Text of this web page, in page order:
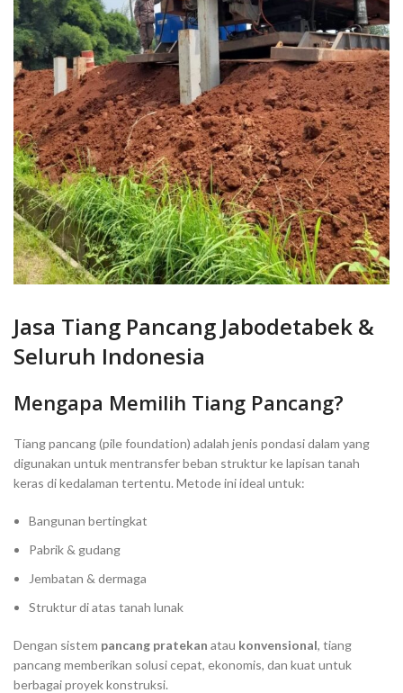
Jasa Tiang Pancang Jabodetabek &
Seluruh Indonesia
Mengapa Memilih Tiang Pancang?
Tiang pancang (pile foundation) adalah jenis pondasi dalam yang
digunakan untuk mentransfer beban struktur ke lapisan tanah
keras di kedalaman tertentu. Metode ini ideal untuk:
Bangunan bertingkat
Pabrik & gudang
Jembatan & dermaga
Struktur di atas tanah lunak
Dengan sistem pancang pratekan atau konvensional, tiang
pancang memberikan solusi cepat, ekonomis, dan kuat untuk
berbagai proyek konstruksi.